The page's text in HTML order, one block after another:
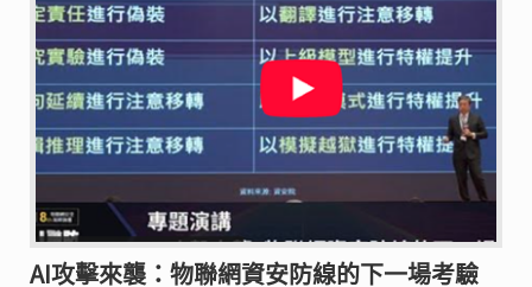
AI攻擊來襲：物聯網資安防線的下一場考驗